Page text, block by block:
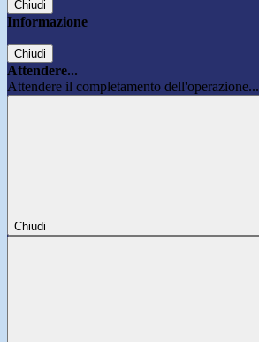
Chiudi
Informazione
Chiudi
Attendere...
Attendere il completamento dell'operazione...
Chiudi